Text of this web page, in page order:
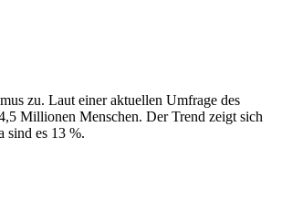
zu. Laut einer aktuellen Umfrage des
Millionen Menschen. Der Trend zeigt sich
sind es 13 %.